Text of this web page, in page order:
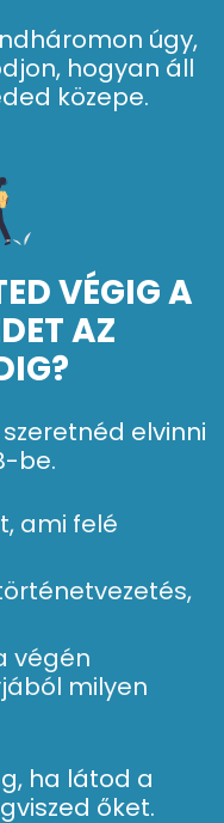
úgy,
hogyan áll
közepe.
VÉGIG A
AZ
elvinni
be.
ami felé
végén
milyen
ha látod a
őket.